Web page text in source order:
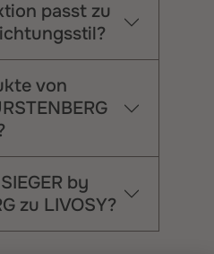
passt zu
von
by
zu LIVOSY?